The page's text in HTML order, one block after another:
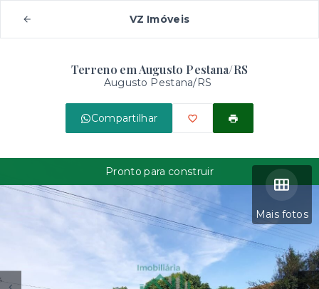
VZ Imóveis
Terreno em Augusto Pestana/RS
Augusto Pestana/RS
Compartilhar
Mais fotos
Pronto para construir